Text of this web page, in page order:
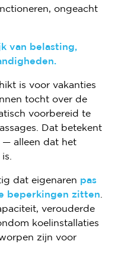
ongeacht
van belasting,
is voor vakanties
tocht over de
voorbereid te
Dat betekent
— alleen dat het
dat eigenaren pas
beperkingen zitten
verouderde
koelinstallaties
zijn voor